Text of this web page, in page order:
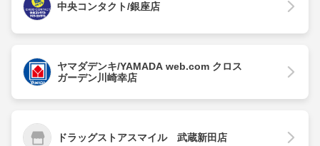
中央コンタクト/銀座店
ヤマダデンキ/YAMADA web.com クロス
ガーデン川崎幸店
ドラッグストアスマイル 武蔵新田店